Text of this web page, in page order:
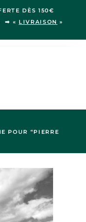
DÈS 150€
➡ « LIVRAISON »
POUR “PIERRE